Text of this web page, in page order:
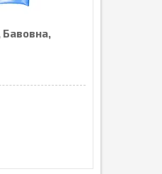
Бавовна,